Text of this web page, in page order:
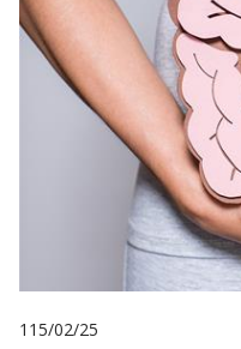
115/02/25